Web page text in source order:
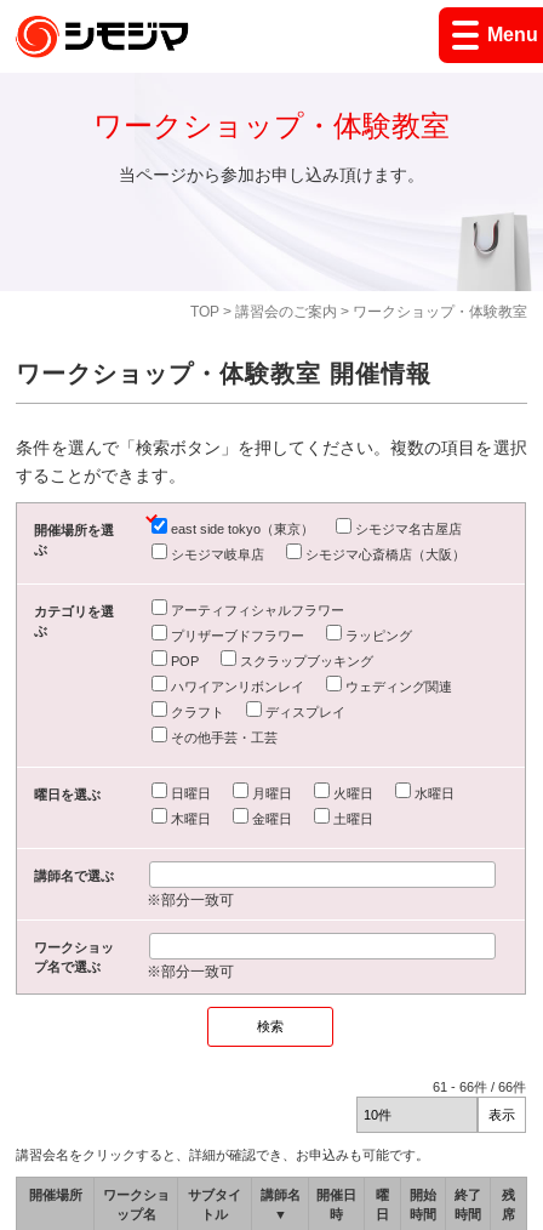
Menu
TOP> 講習会のご案内 > ワークショップ・体験教室
ワークショップ・体験教室
当ページから参加お申し込み頂けます。
ワークショップ・体験教室 開催情報
条件を選んで「検索ボタン」を押してください。複数の項目を選択
することができます。
開催場所を選
ぶ
east side tokyo（東京）
シモジマ名古屋店
シモジマ岐阜店
シモジマ心斎橋店（大阪）
カテゴリを選
ぶ
アーティフィシャルフラワー
プリザーブドフラワー
ラッピング
POP
スクラップブッキング
ハワイアンリボンレイ
ウェディング関連
クラフト
ディスプレイ
その他手芸・工芸
曜日を選ぶ 日曜日 月曜日 火曜日
水曜日
木曜日
金曜日 土曜日
講師名で選ぶ
※部分一致可
ワークショッ
プ名で選ぶ
※部分一致可
61 -66件 /66件
講習会名をクリックすると、詳細が確認でき、お申込みも可能です。
開催場所
ワークショ
ップ名
サブタイ
トル
講師名
▼
開催日
時
曜
日
開始
時間
終了
時間
残
席